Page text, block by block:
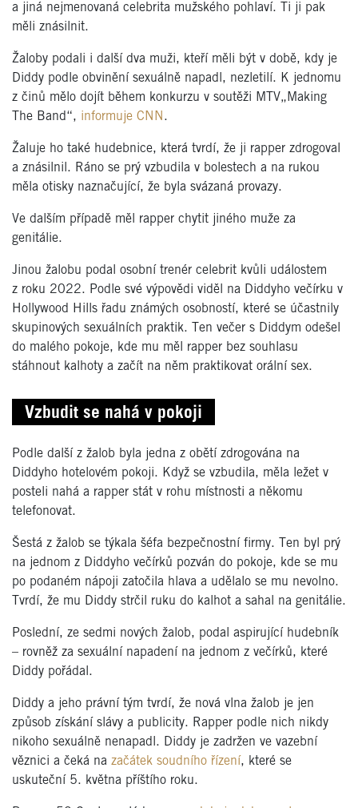
a jiná nejmenovaná celebrita mužského pohlaví. Ti ji pak
měli znásilnit.
Žaloby podali i další dva muži, kteří měli být v době, kdy je
Diddy podle obvinění sexuálně napadl, nezletilí. K jednomu
z činů mělo dojít během konkurzu v soutěži MTV„Making
The Band“, informuje CNN .
Žaluje ho také hudebnice, která tvrdí, že ji rapper zdrogoval
a znásilnil. Ráno se prý vzbudila v bolestech a na rukou
měla otisky naznačující, že byla svázaná provazy.
Ve dalším případě měl rapper chytit jiného muže za
genitálie.
Jinou žalobu podal osobní trenér celebrit kvůli událostem
z roku 2022. Podle své výpovědi viděl na Diddyho večírku v
Hollywood Hills řadu známých osobností, které se účastnily
skupinových sexuálních praktik. Ten večer s Diddym odešel
do malého pokoje, kde mu měl rapper bez souhlasu
stáhnout kalhoty a začít na něm praktikovat orální sex.
Vzbudit se nahá v pokoji
Podle další z žalob byla jedna z obětí zdrogována na
Diddyho hotelovém pokoji. Když se vzbudila, měla ležet v
posteli nahá a rapper stát v rohu místnosti a někomu
telefonovat.
Šestá z žalob se týkala šéfa bezpečnostní firmy. Ten byl prý
na jednom z Diddyho večírků pozván do pokoje, kde se mu
po podaném nápoji zatočila hlava a udělalo se mu nevolno.
Tvrdí, že mu Diddy strčil ruku do kalhot a sahal na genitálie.
Poslední, ze sedmi nových žalob, podal aspirující hudebník
– rovněž za sexuální napadení na jednom z večírků, které
Diddy pořádal.
Diddy a jeho právní tým tvrdí, že nová vlna žalob je jen
způsob získání slávy a publicity. Rapper podle nich nikdy
nikoho sexuálně nenapadl. Diddy je zadržen ve vazební
věznici a čeká na začátek soudního řízení, které se
uskuteční 5. května příštího roku.